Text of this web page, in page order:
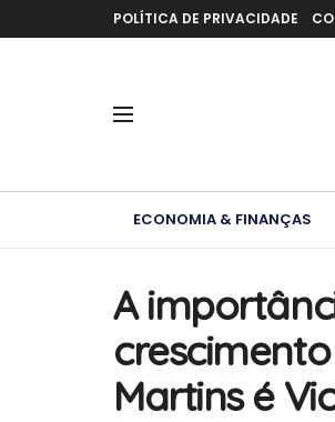
POLÍTICA DE PRIVACIDADE
ECONOMIA & FINANÇAS
A
Martins é